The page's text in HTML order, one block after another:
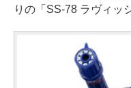
りの「SS-78 ラヴィッ